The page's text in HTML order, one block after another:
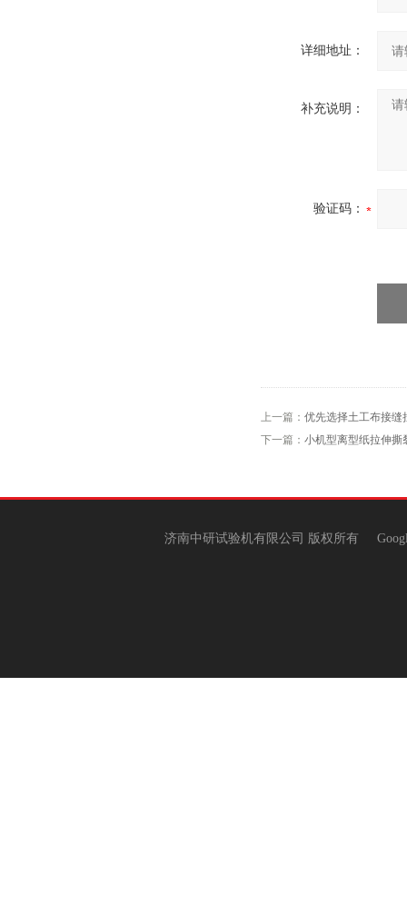
详细地址：
补充说明：
验证码：
上一篇： 优先选择土工布接缝
下一篇： 小机型离型纸拉伸撕
济南中研试验机有限公司 版权所有